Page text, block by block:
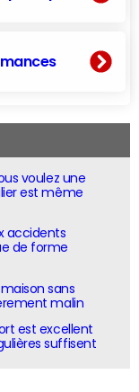
voulez une
est même
accidents
de forme
sans
malin
est excellent
suffisent